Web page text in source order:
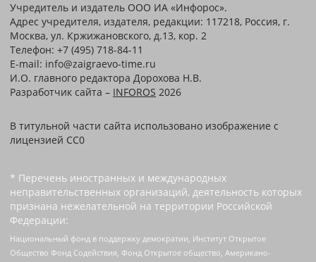
Учредитель и издатель ООО ИА «Инфорос».
Адрес учредителя, издателя, редакции: 117218, Россия, г.
Москва, ул. Кржижановского, д.13, кор. 2
Телефон: +7 (495) 718-84-11
E-mail: info@zaigraevo-time.ru
И.О. главного редактора Дорохова Н.В.
Разработчик сайта – INFOROS 2026
В титульной части сайта использовано изображение с
лицензией CC0
* Перечень иностранных и международных
неправительственных организаций, деятельность которых
признана нежелательной на территории Российской
Федерации:
Национальный фонд в поддержку демократии, Институт Открытое
Общество Фонд Содействия, Фонд Открытое общество, Американо-